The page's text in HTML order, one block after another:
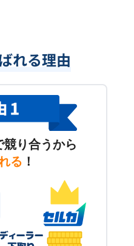
れる理由
競り合うから
る ！